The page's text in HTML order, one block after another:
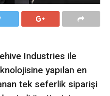
Industries ile
yapılan en
tek seferlik siparişi